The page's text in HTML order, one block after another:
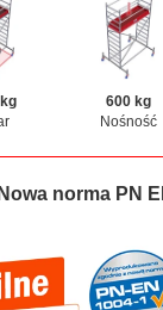
600 kg
Nośność
norma PN